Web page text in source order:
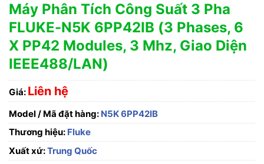
Máy Phân Tích Công Suất 3 Pha
FLUKE-N5K 6PP42IB (3 Phases, 6
X PP42 Modules, 3 Mhz, Giao Diện
IEEE488/LAN)
Giá: Liên hệ
Model / Mã đặt hàng: N5K 6PP42IB
Thương hiệu: Fluke
Xuất xứ:Trung Quốc